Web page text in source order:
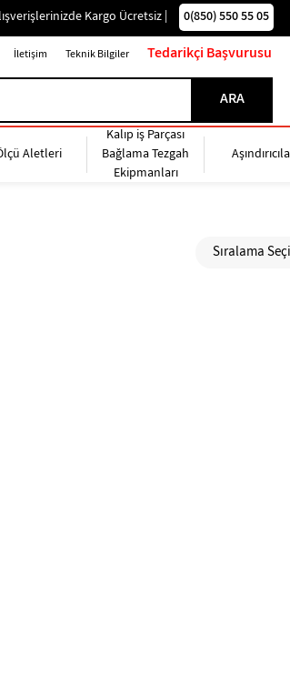
Kargo Ücretsiz | 0(850) 550 55 05
İletişim Teknik Bilgiler Tedarikçi Başvurusu
Aletleri
Kalıp iş Parçası
Bağlama Tezgah
Ekipmanları